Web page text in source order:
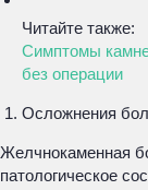
Читайте также:
Симптомы
без операции
Осложнения
Желчнокаменная
патологическое